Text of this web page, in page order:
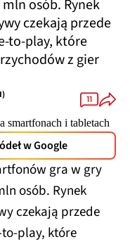
osób. Rynek
czekają przede
to-play, które
z gier
11
w Google
gra w gry
osób. Rynek
czekają przede
play, które